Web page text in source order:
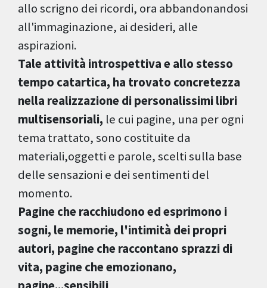
allo scrigno dei ricordi, ora abbandonandosi
all'immaginazione, ai desideri, alle
aspirazioni.
Tale attività introspettiva e allo stesso
tempo catartica, ha trovato concretezza
nella realizzazione di personalissimi libri
multisensoriali, le cui pagine, una per ogni
tema trattato, sono costituite da
materiali,oggetti e parole, scelti sulla base
delle sensazioni e dei sentimenti del
momento.
Pagine che racchiudono ed esprimono i
sogni, le memorie, l'intimità dei propri
autori, pagine che raccontano sprazzi di
vita, pagine che emozionano,